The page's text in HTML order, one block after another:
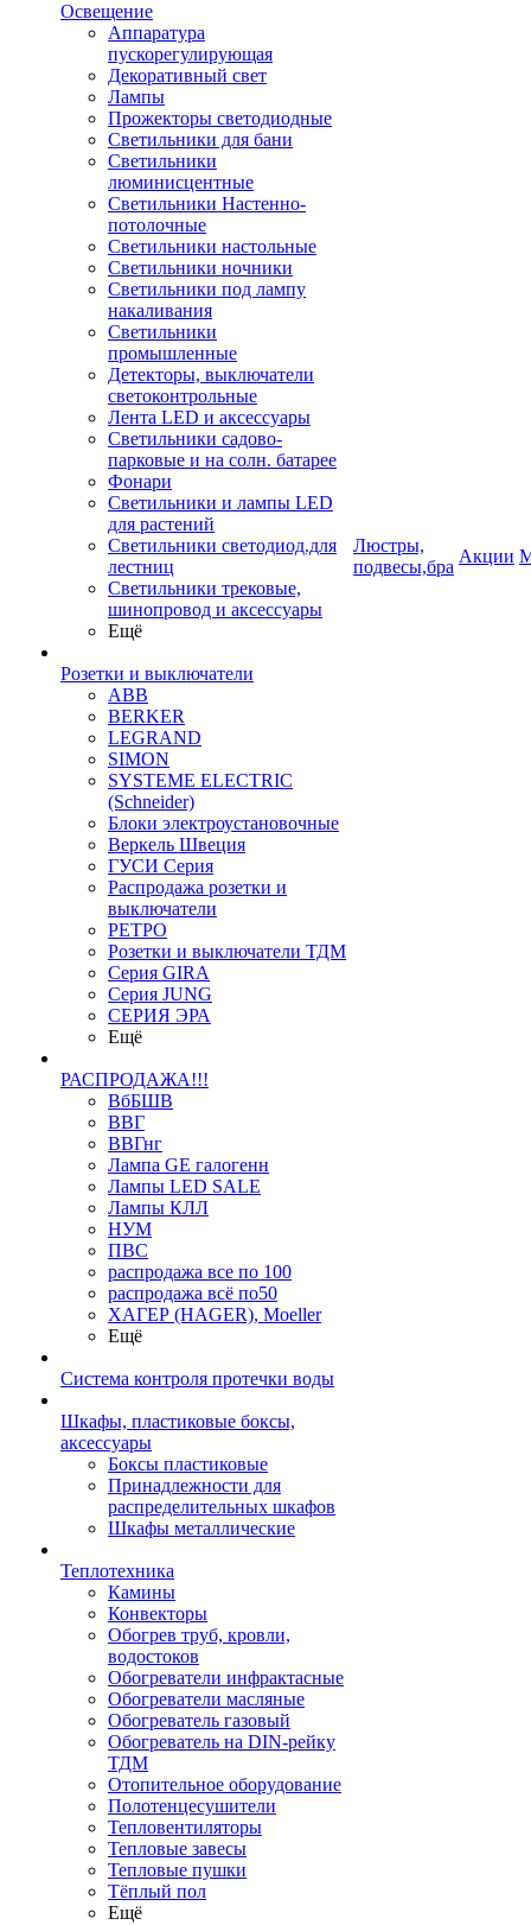
Освещение
Аппаратура
пускорегулирующая
Декоративный свет
Лампы
Прожекторы светодиодные
Светильники для бани
Светильники
люминисцентные
Светильники Настенно-
потолочные
Светильники настольные
Светильники ночники
Светильники под лампу
накаливания
Светильники
промышленные
Детекторы, выключатели
светоконтрольные
Лента LED и аксессуары
Светильники садово-
парковые и на солн. батарее
Фонари
Светильники и лампы LED
для растений
Светильники светодиод.для
лестниц
Светильники трековые,
шинопровод и аксессуары
Ещё
Розетки и выключатели
ABB
BERKER
LEGRAND
SIMON
SYSTEME ELECTRIC
(Schneider)
Блоки электроустановочные
Веркель Швеция
ГУСИ Серия
Распродажа розетки и
выключатели
РЕТРО
Розетки и выключатели ТДМ
Серия GIRA
Серия JUNG
СЕРИЯ ЭРА
Ещё
РАСПРОДАЖА!!!
ВбБШВ
ВВГ
ВВГнг
Лампа GE галогенн
Лампы LED SALE
Лампы КЛЛ
НУМ
ПВС
распродажа все по 100
распродажа всё по50
ХАГЕР (HAGER), Moeller
Ещё
Система контроля протечки воды
Шкафы, пластиковые боксы,
аксессуары
Боксы пластиковые
Принадлежности для
распределительных шкафов
Шкафы металлические
Теплотехника
Камины
Конвекторы
Обогрев труб, кровли,
водостоков
Обогреватели инфрактасные
Обогреватели масляные
Обогреватель газовый
Обогреватель на DIN-рейку
ТДМ
Отопительное оборудование
Полотенцесушители
Тепловентиляторы
Тепловые завесы
Тепловые пушки
Тёплый пол
Ещё
Люстры,
подвесы,бра
Акции